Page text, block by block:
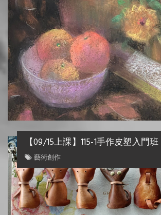
【09/15上課】115-1手作皮塑入門班
藝術創作